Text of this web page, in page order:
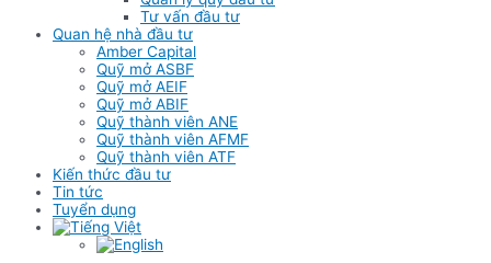
Tư vấn đầu tư
Quan hệ nhà đầu tư
Amber Capital
Quỹ mở ASBF
Quỹ mở AEIF
Quỹ mở ABIF
Quỹ thành viên ANE
Quỹ thành viên AFMF
Quỹ thành viên ATF
Kiến thức đầu tư
Tin tức
Tuyển dụng